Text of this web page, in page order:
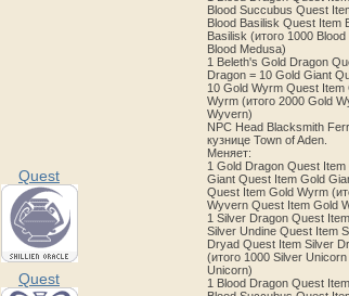
Blood Succubus Quest
Blood Basilisk Quest Item
Basilisk (итого 1000
Blood Medusa)
1 Beleth's Gold Dragon
Dragon = 10 Gold Giant
10 Gold Wyrm Quest Item
Wyrm (итого 2000 Gold
Wyvern)
NPC Head Blacksmith
кузнице Town of Aden.
Меняет:
1 Gold Dragon Quest
Giant Quest Item Gold
Quest Item Gold Wyrm
Wyvern Quest Item Gold
1 Silver Dragon Quest
Silver Undine Quest Item
Dryad Quest Item Silver
(итого 1000 Silver
Unicorn)
1 Blood Dragon Quest
Quest
Quest